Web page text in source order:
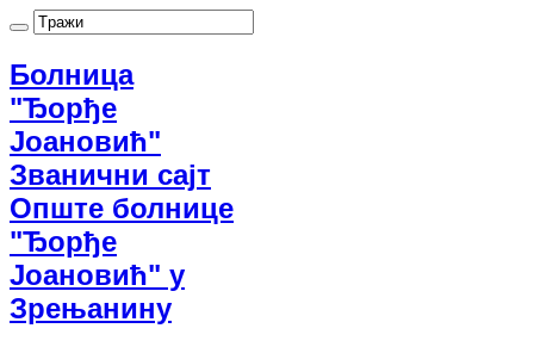
Болница
"Ђорђе
Јоановић"
Званични сајт
Опште болнице
"Ђорђе
Јоановић" у
Зрењанину